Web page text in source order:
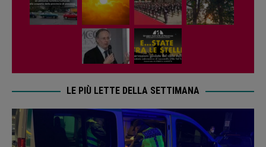
LE PIÙ LETTE DELLA SETTIMANA